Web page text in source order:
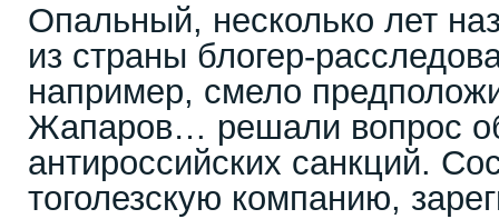
Опальный, несколько лет
из страны блогер-
например, смело
Жапаров… решали вопрос
антироссийских санкций.
тоголезскую компанию,